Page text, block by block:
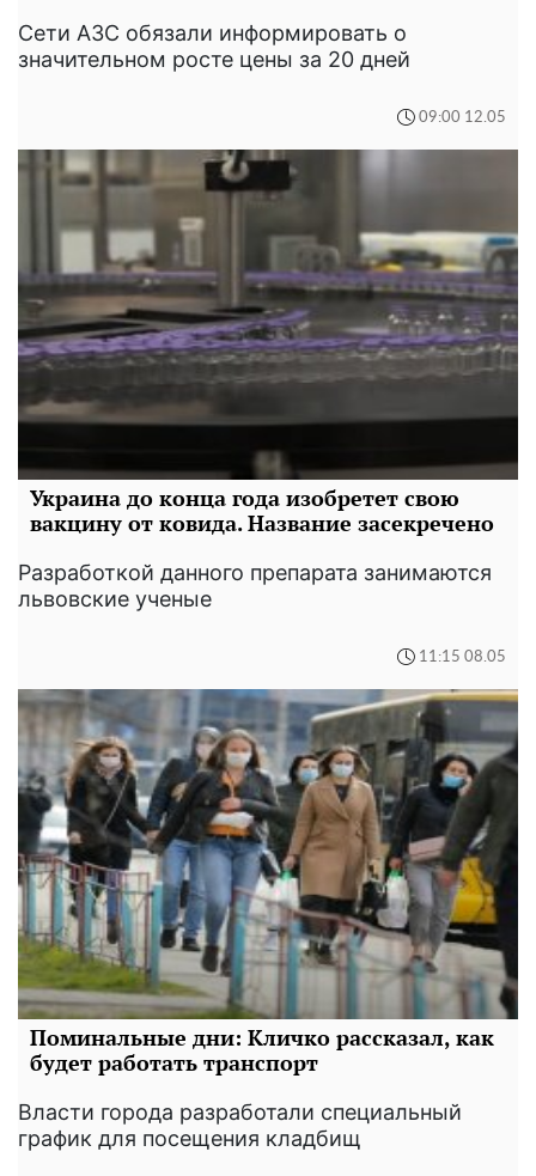
Сети АЗС обязали информировать о
значительном росте цены за 20 дней
09:00 12.05
Украина до конца года изобретет свою
вакцину от ковида. Название засекречено
Разработкой данного препарата занимаются
львовские ученые
11:15 08.05
Поминальные дни: Кличко рассказал, как
будет работать транспорт
Власти города разработали специальный
график для посещения кладбищ